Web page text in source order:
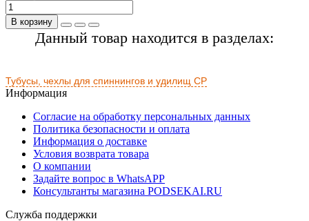
В корзину
Данный товар находится в разделах:
Тубусы, чехлы для спиннингов и удилищ СР
Информация
Согласие на обработку персональных данных
Политика безопасности и оплата
Информация о доставке
Условия возврата товара
О компании
Задайте вопрос в WhatsAPP
Консультанты магазина PODSEKAI.RU
Служба поддержки